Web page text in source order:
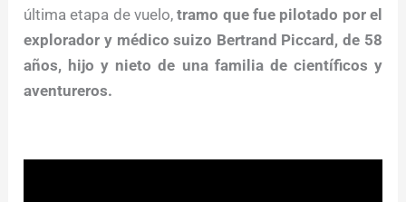
última etapa de vuelo,tramo que fue pilotado por el
explorador y médico suizo Bertrand Piccard, de 58
años, hijo y nieto de una familia de científicos y
aventureros.